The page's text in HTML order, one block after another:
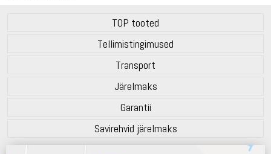
TOP tooted
Tellimistingimused
Transport
Järelmaks
Garantii
Savirehvid järelmaks